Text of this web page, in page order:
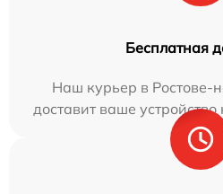
Бесплатная
Наш курьер в Ростове-
доставит ваше